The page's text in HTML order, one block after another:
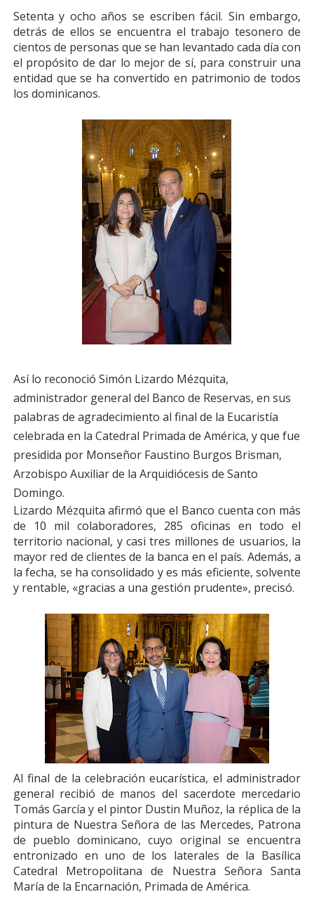
Setenta y ocho años se escriben fácil. Sin embargo,
detrás de ellos se encuentra el trabajo tesonero de
cientos de personas que se han levantado cada día con
el propósito de dar lo mejor de sí, para construir una
entidad que se ha convertido en patrimonio de todos
los dominicanos.
Así lo reconoció Simón Lizardo Mézquita,
administrador general del Banco de Reservas, en sus
palabras de agradecimiento al final de la Eucaristía
celebrada en la Catedral Primada de América, y que fue
presidida por Monseñor Faustino Burgos Brisman,
Arzobispo Auxiliar de la Arquidiócesis de Santo
Domingo.
Lizardo Mézquita afirmó que el Banco cuenta con más
de 10 mil colaboradores, 285 oficinas en todo el
territorio nacional, y casi tres millones de usuarios, la
mayor red de clientes de la banca en el país. Además, a
la fecha, se ha consolidado y es más eficiente, solvente
y rentable, «gracias a una gestión prudente», precisó.
Al final de la celebración eucarística, el administrador
general recibió de manos del sacerdote mercedario
Tomás García y el pintor Dustin Muñoz, la réplica de la
pintura de Nuestra Señora de las Mercedes, Patrona
de pueblo dominicano, cuyo original se encuentra
entronizado en uno de los laterales de la Basílica
Catedral Metropolitana de Nuestra Señora Santa
María de la Encarnación, Primada de América.